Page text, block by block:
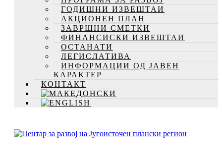
ГОДИШНИ ИЗВЕШТАИ
АКЦИОНЕН ПЛАН
ЗАВРШНИ СМЕТКИ
ФИНАНСИСКИ ИЗВЕШТАИ
ОСТАНАТИ
ЛЕГИСЛАТИВА
ИНФОРМАЦИИ ОД ЈАВЕН
КАРАКТЕР
КОНТАКТ